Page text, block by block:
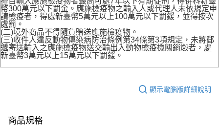
幣300萬元以下罰金。應施檢疫物之輸入人或代理人未依規定申
請檢疫者，得處新臺幣5萬元以上100萬元以下罰鍰，並得按次
處罰。
(二)境外商品不得隨貨贈送應施檢疫物。
(三)收件人違反動物傳染病防治條例第34條第3項規定，未將郵
遞寄送輸入之應施檢疫物送交輸出入動物檢疫機關銷燬者，處
新臺幣3萬元以上15萬元以下罰鍰。
顯示電腦版詳細說明
商品規格